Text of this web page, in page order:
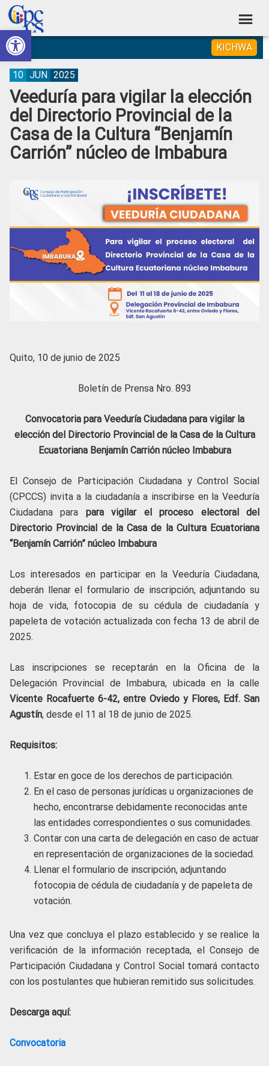
Abrir barra de herramientas
Skip
to
primary
navigation
Skip
to
main
content
Skip
to
primary
sidebar
Skip
to
footer
Consejo
de
Participación
Ciudadana
Control
Social
Construyendo
Poder
Ciudadano
KICHWA
Veeduría para vigilar la elección
del Directorio Provincial de la
Casa de la Cultura “Benjamín
Carrión” núcleo de Imbabura
10 JUN 2025
Quito, 10 de junio de 2025
Boletín de Prensa Nro. 893
Convocatoria para Veeduría Ciudadana para vigilar la
elección del Directorio Provincial de la Casa de la Cultura
Ecuatoriana Benjamín Carrión núcleo Imbabura
El Consejo de Participación Ciudadana y Control Social
(CPCCS) invita a la ciudadanía a inscribirse en la Veeduría
Ciudadana para para vigilar el proceso electoral del
Directorio Provincial de la Casa de la Cultura Ecuatoriana
“Benjamín Carrión” núcleo Imbabura
Los interesados en participar en la Veeduría Ciudadana,
deberán llenar el formulario de inscripción, adjuntando su
hoja de vida, fotocopia de su cédula de ciudadanía y
papeleta de votación actualizada con fecha 13 de abril de
2025.
Las inscripciones se receptarán en la Oficina de la
Delegación Provincial de Imbabura, ubicada en la calle
Vicente Rocafuerte 6-42, entre Oviedo y Flores, Edf. San
Agustín, desde el 11 al 18 de junio de 2025.
Requisitos:
Estar en goce de los derechos de participación.
En el caso de personas jurídicas u organizaciones de
hecho, encontrarse debidamente reconocidas ante
las entidades correspondientes o sus comunidades.
Contar con una carta de delegación en caso de actuar
en representación de organizaciones de la sociedad.
Llenar el formulario de inscripción, adjuntando
fotocopia de cédula de ciudadanía y de papeleta de
votación.
Una vez que concluya el plazo establecido y se realice la
verificación de la información receptada, el Consejo de
Participación Ciudadana y Control Social tomará contacto
con los postulantes que hubieran remitido sus solicitudes.
Descarga aquí:
Convocatoria